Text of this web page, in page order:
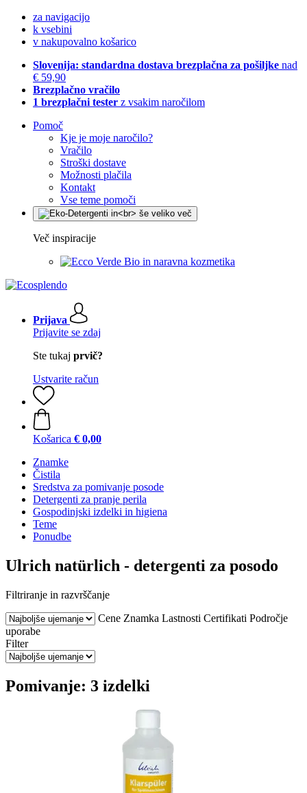
za navigacijo
k vsebini
v nakupovalno košarico
Slovenija: standardna dostava brezplačna za pošiljke nad
€ 59,90
Brezplačno vračilo
1 brezplačni tester z vsakim naročilom
Pomoč
Kje je moje naročilo?
Vračilo
Stroški dostave
Možnosti plačila
Kontakt
Vse teme pomoči
Več inspiracije
Bio in naravna kozmetika
Prijava
Prijavite se zdaj
Ste tukaj prvič?
Ustvarite račun
Košarica € 0,00
Znamke
Čistila
Sredstva za pomivanje posode
Detergenti za pranje perila
Gospodinjski izdelki in higiena
Teme
Ponudbe
Ulrich natürlich - detergenti za posodo
Filtriranje in razvrščanje
Cene Znamka Lastnosti Certifikati Področje
uporabe
Filter
Pomivanje: 3 izdelki